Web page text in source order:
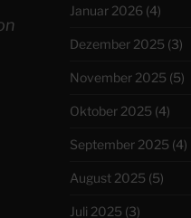
Januar 2026(4)
Dezember 2025 (3)
November 2025 (5)
Oktober 2025 (4)
September 2025 (4)
August 2025 (5)
Juli 2025 (3)